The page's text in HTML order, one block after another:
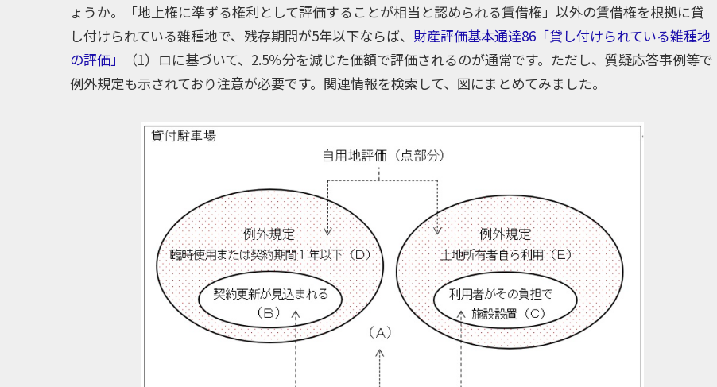
ょうか。「地上権に準ずる権利として評価することが相当と認められる賃借権」以外の賃借権を根拠に貸
し付けられている雑種地で、残存期間が5年以下ならば、 財産評価基本通達86「貸し付けられている雑種地
の評価」
（1）ロに基づいて、2.5％分を減じた価額で評価されるのが通常です。ただし、質疑応答事例等で
例外規定も示されており注意が必要です。関連情報を検索して、図にまとめてみました。